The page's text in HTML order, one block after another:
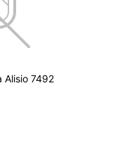
Alisio 7492